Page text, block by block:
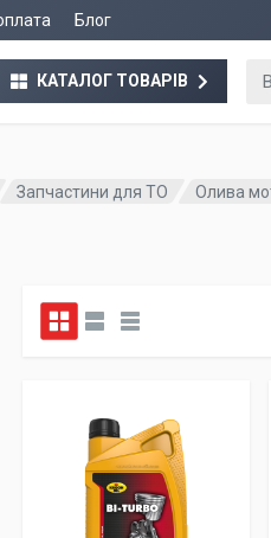
Блог
КАТАЛОГ ТОВАРІВ
Запчастини для ТО Олива